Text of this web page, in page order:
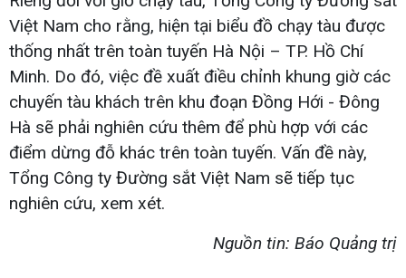
Việt Nam cho rằng, hiện tại biểu đồ chạy tàu được
thống nhất trên toàn tuyến Hà Nội – TP. Hồ Chí
Minh. Do đó, việc đề xuất điều chỉnh khung giờ các
chuyến tàu khách trên khu đoạn Đồng Hới - Đông
Hà sẽ phải nghiên cứu thêm để phù hợp với các
điểm dừng đỗ khác trên toàn tuyến. Vấn đề này,
Tổng Công ty Đường sắt Việt Nam sẽ tiếp tục
nghiên cứu, xem xét.
Nguồn tin: Báo Quảng trị